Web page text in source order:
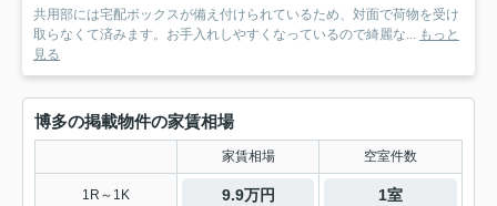
共用部には宅配ボックスが備え付けられているため、対面で荷物を受け
取らなくて済みます。お手入れしやすくなっているので綺麗な... もっと
見る
博多の掲載物件の家賃相場
家賃相場 空室件数
1R～1K 9.9万円 1室